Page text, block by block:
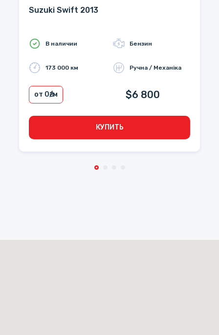
Suzuki Swift 2013
В наличии Бензин
173 000 км Ручна / Механіка
от 0₴/м $6 800
КУПИТЬ